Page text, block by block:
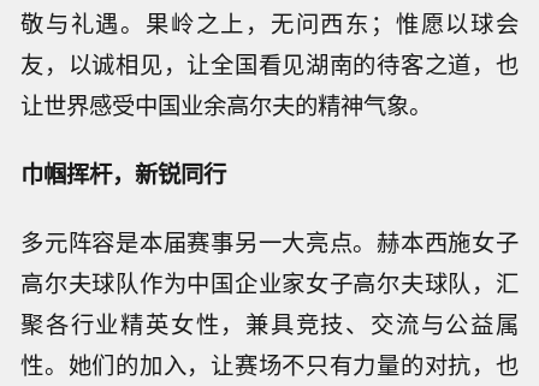
敬与礼遇。果岭之上，无问西东；惟愿以球会
友，以诚相见，让全国看见湖南的待客之道，也
让世界感受中国业余高尔夫的精神气象。
巾帼挥杆，新锐同行
多元阵容是本届赛事另一大亮点。赫本西施女子
高尔夫球队作为中国企业家女子高尔夫球队，汇
聚各行业精英女性，兼具竞技、交流与公益属
性。她们的加入，让赛场不只有力量的对抗，也